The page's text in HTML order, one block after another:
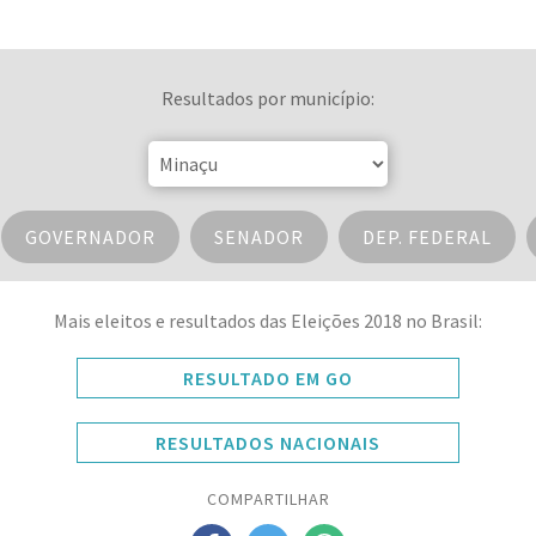
Resultados por município:
GOVERNADOR SENADOR DEP. FEDERAL
Mais eleitos e resultados das Eleições 2018 no Brasil:
RESULTADO EM GO
RESULTADOS NACIONAIS
COMPARTILHAR